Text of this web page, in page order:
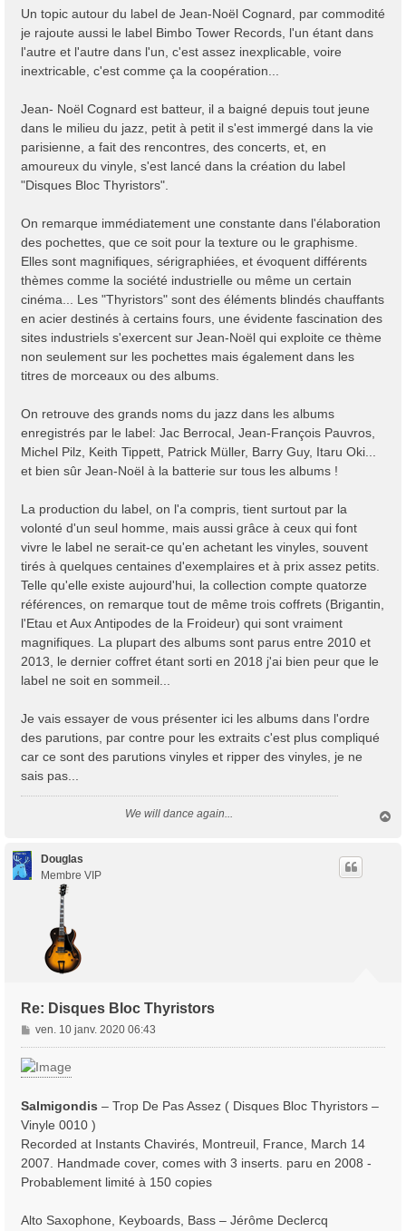
a
g
e
Un topic autour du label de Jean-Noël Cognard, par commodité
je rajoute aussi le label Bimbo Tower Records, l'un étant dans
l'autre et l'autre dans l'un, c'est assez inexplicable, voire
inextricable, c'est comme ça la coopération...
Jean- Noël Cognard est batteur, il a baigné depuis tout jeune
dans le milieu du jazz, petit à petit il s'est immergé dans la vie
parisienne, a fait des rencontres, des concerts, et, en
amoureux du vinyle, s'est lancé dans la création du label
"Disques Bloc Thyristors".
On remarque immédiatement une constante dans l'élaboration
des pochettes, que ce soit pour la texture ou le graphisme.
Elles sont magnifiques, sérigraphiées, et évoquent différents
thèmes comme la société industrielle ou même un certain
cinéma... Les "Thyristors" sont des éléments blindés chauffants
en acier destinés à certains fours, une évidente fascination des
sites industriels s'exercent sur Jean-Noël qui exploite ce thème
non seulement sur les pochettes mais également dans les
titres de morceaux ou des albums.
On retrouve des grands noms du jazz dans les albums
enregistrés par le label: Jac Berrocal, Jean-François Pauvros,
Michel Pilz, Keith Tippett, Patrick Müller, Barry Guy, Itaru Oki...
et bien sûr Jean-Noël à la batterie sur tous les albums !
La production du label, on l'a compris, tient surtout par la
volonté d'un seul homme, mais aussi grâce à ceux qui font
vivre le label ne serait-ce qu'en achetant les vinyles, souvent
tirés à quelques centaines d'exemplaires et à prix assez petits.
Telle qu'elle existe aujourd'hui, la collection compte quatorze
références, on remarque tout de même trois coffrets (Brigantin,
l'Etau et Aux Antipodes de la Froideur) qui sont vraiment
magnifiques. La plupart des albums sont parus entre 2010 et
2013, le dernier coffret étant sorti en 2018 j'ai bien peur que le
label ne soit en sommeil...
Je vais essayer de vous présenter ici les albums dans l'ordre
des parutions, par contre pour les extraits c'est plus compliqué
car ce sont des parutions vinyles et ripper des vinyles, je ne
sais pas...
We will dance again...
Douglas
Membre VIP
Re: Disques Bloc Thyristors
M
e
s
s
g
e
ven. 10 janv. 2020 06:43
Salmigondis ‎– Trop De Pas Assez ( Disques Bloc Thyristors ‎–
Vinyle 0010 )
Recorded at Instants Chavirés, Montreuil, France, March 14
2007. Handmade cover, comes with 3 inserts. paru en 2008 -
Probablement limité à 150 copies
Alto Saxophone, Keyboards, Bass – Jérôme Declercq